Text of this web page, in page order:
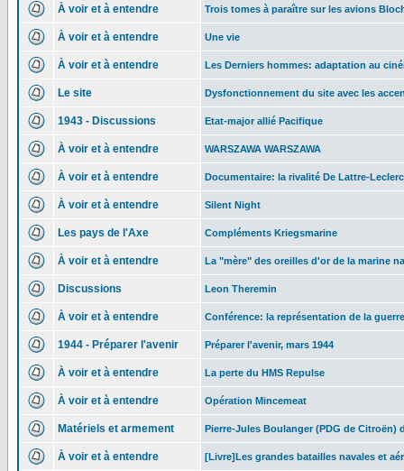
À voir et à entendre Trois tomes à paraître sur les avions
À voir et à entendre Une vie
À voir et à entendre Les Derniers hommes: adaptation au
Le site Dysfonctionnement du site avec les
1943 - Discussions Etat-major allié Pacifique
À voir et à entendre WARSZAWA WARSZAWA
À voir et à entendre Documentaire: la rivalité De Lattre-Leclerc
À voir et à entendre Silent Night
Les pays de l'Axe Compléments Kriegsmarine
À voir et à entendre La "mère" des oreilles d'or de la marine
Discussions Leon Theremin
À voir et à entendre Conférence: la représentation de la
1944 - Préparer l'avenir Préparer l'avenir, mars 1944
À voir et à entendre La perte du HMS Repulse
À voir et à entendre Opération Mincemeat
Matériels et armement Pierre-Jules Boulanger (PDG de Citroën)
À voir et à entendre [Livre]Les grandes batailles navales et